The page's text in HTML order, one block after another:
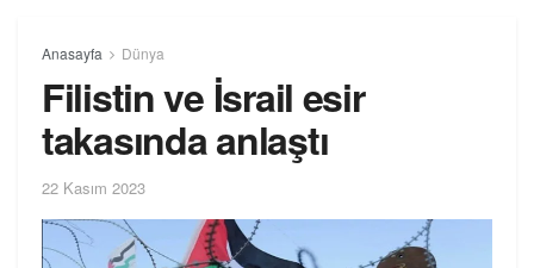
Anasayfa Dünya
Filistin ve İsrail esir
takasında anlaştı
22 Kasım 2023